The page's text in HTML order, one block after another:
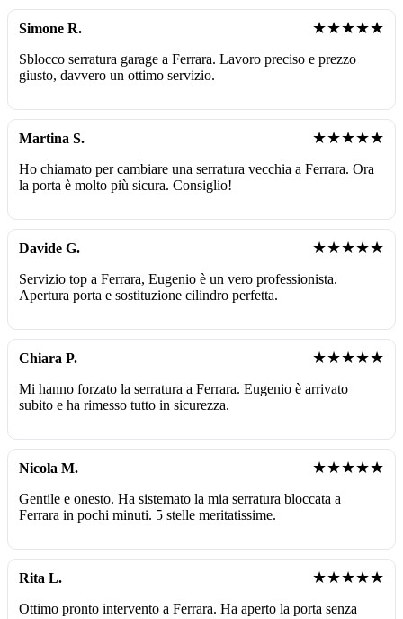
Simone R. ★★★★★
Sblocco serratura garage a Ferrara. Lavoro preciso e prezzo
giusto, davvero un ottimo servizio.
Martina S. ★★★★★
Ho chiamato per cambiare una serratura vecchia a Ferrara. Ora
la porta è molto più sicura. Consiglio!
Davide G. ★★★★★
Servizio top a Ferrara, Eugenio è un vero professionista.
Apertura porta e sostituzione cilindro perfetta.
Chiara P. ★★★★★
Mi hanno forzato la serratura a Ferrara. Eugenio è arrivato
subito e ha rimesso tutto in sicurezza.
Nicola M. ★★★★★
Gentile e onesto. Ha sistemato la mia serratura bloccata a
Ferrara in pochi minuti. 5 stelle meritatissime.
Rita L. ★★★★★
Ottimo pronto intervento a Ferrara. Ha aperto la porta senza